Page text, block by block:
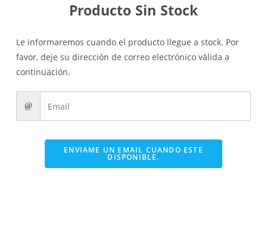
Producto Sin Stock
Le informaremos cuando el producto llegue a stock. Por
favor, deje su dirección de correo electrónico válida a
continuación.
ENVIAME UN EMAIL CUANDO ESTE
DISPONIBLE.